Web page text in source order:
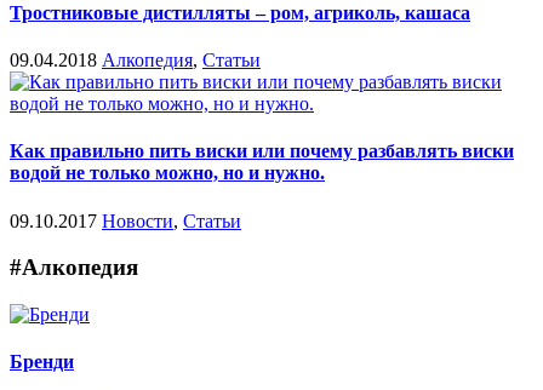
Тростниковые дистилляты – ром, агриколь, кашаса
09.04.2018 Алкопедия, Статьи
Как правильно пить виски или почему разбавлять виски
водой не только можно, но и нужно.
09.10.2017 Новости, Статьи
#Алкопедия
Бренди